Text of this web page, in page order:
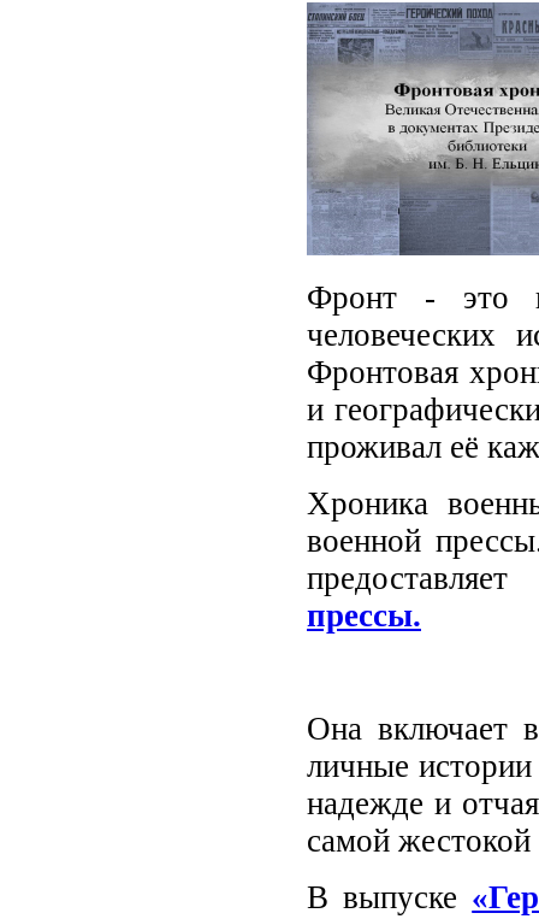
Фронт - это
человеческих
Фронтовая
и
проживал её
Хроника
военной
прессы.
Она включает
личные
надежде и
самой жестокой
В выпуске